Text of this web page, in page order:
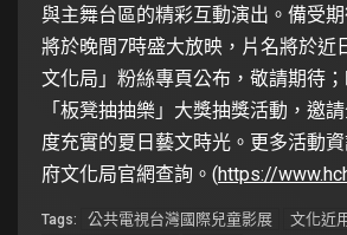
與主舞台區的精彩互動演出。備受
將於晚間7時盛大放映，片名將於近
文化局」粉絲專頁公布，敬請期待
「板凳抽抽樂」大獎抽獎活動，邀
度充實的夏日藝文時光。更多活動
府文化局官網查詢。(https://
Tags: 公共電視台灣國際兒童影展
文化近